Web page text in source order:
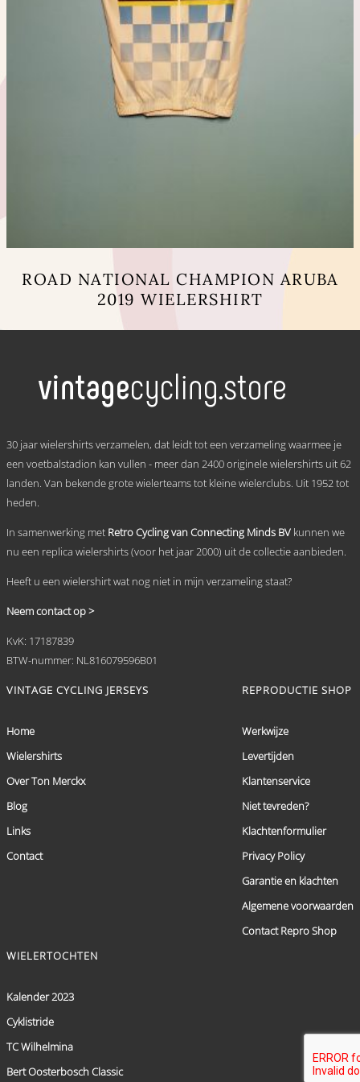
ROAD NATIONAL CHAMPION ARUBA
2019 WIELERSHIRT
variaties.
Deze
gekozen
op
de
30 jaar wielershirts verzamelen, dat leidt tot een verzameling waarmee je
een voetbalstadion kan vullen - meer dan 2400 originele wielershirts uit 62
landen. Van bekende grote wielerteams tot kleine wielerclubs. Uit 1952 tot
heden.
In samenwerking met Retro Cycling van Connecting Minds BV kunnen we
nu een replica wielershirts (voor het jaar 2000) uit de collectie aanbieden.
Heeft u een wielershirt wat nog niet in mijn verzameling staat?
Neem contact op >
KvK: 17187839
BTW-nummer: NL816079596B01
VINTAGE CYCLING JERSEYS
Home
Wielershirts
Over Ton Merckx
Blog
Links
Contact
REPRODUCTIE SHOP
Werkwijze
Levertijden
Klantenservice
Niet tevreden?
Klachtenformulier
Privacy Policy
Garantie en klachten
Algemene voorwaarden
Contact Repro Shop
WIELERTOCHTEN
Kalender 2023
Cyklistride
TC Wilhelmina
Bert Oosterbosch Classic